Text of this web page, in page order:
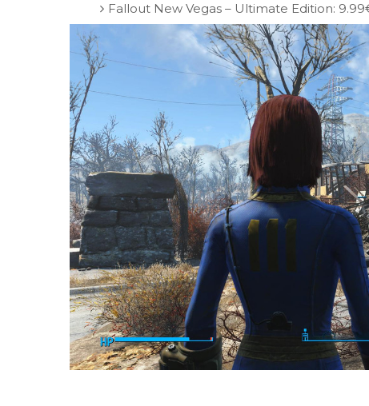
Fallout New Vegas – Ultimate Edition: